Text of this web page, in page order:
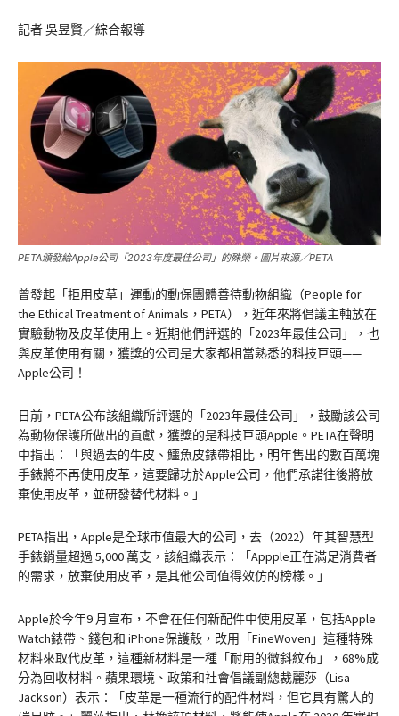
記者 吳昱賢／綜合報導
PETA頒發給Apple公司「2023年度最佳公司」的殊榮。圖片來源／PETA
曾發起「拒用皮草」運動的動保團體善待動物組織（People for
the Ethical Treatment of Animals，PETA），近年來將倡議主軸放在
實驗動物及皮革使用上。近期他們評選的「2023年最佳公司」，也
與皮革使用有關，獲獎的公司是大家都相當熟悉的科技巨頭——
Apple公司！
日前，PETA公布該組織所評選的「2023年最佳公司」，鼓勵該公司
為動物保護所做出的貢獻，獲獎的是科技巨頭Apple。PETA在聲明
中指出：「與過去的牛皮、鱷魚皮錶帶相比，明年售出的數百萬塊
手錶將不再使用皮革，這要歸功於Apple公司，他們承諾往後將放
棄使用皮革，並研發替代材料。」
PETA指出，Apple是全球市值最大的公司，去（2022）年其智慧型
手錶銷量超過 5,000 萬支，該組織表示：「Appple正在滿足消費者
的需求，放棄使用皮革，是其他公司值得效仿的榜樣。」
Apple於今年9 月宣布，不會在任何新配件中使用皮革，包括Apple
Watch錶帶、錢包和 iPhone保護殼，改用「FineWoven」這種特殊
材料來取代皮革，這種新材料是一種「耐用的微斜紋布」，68%成
分為回收材料。蘋果環境、政策和社會倡議副總裁麗莎（Lisa
Jackson）表示：「皮革是一種流行的配件材料，但它具有驚人的